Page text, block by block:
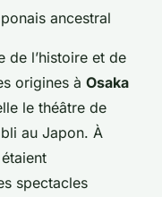
ancestral
de l’histoire et de
origines à Osaka
le théâtre de
au Japon. À
spectacles